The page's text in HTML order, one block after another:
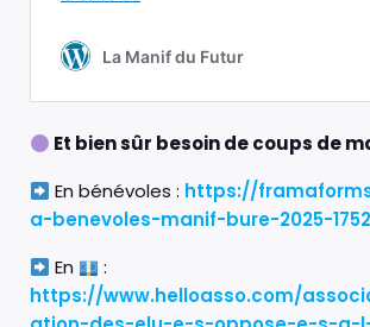
Et bien sûr besoin de coups de
En bénévoles : https://
a-benevoles-manif-bure-2025-
En
:
https://www.helloasso.com/